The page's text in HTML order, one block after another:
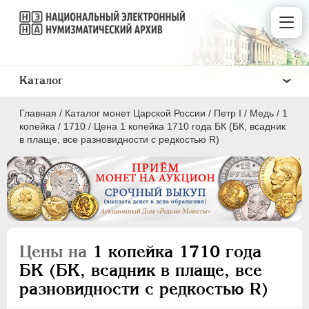
Главная / Каталог монет Царской России / Пeтр I / Медь / 1
копейка / 1710 / Цена 1 копейка 1710 года БК (БК, всадник
в плаще, все разновидности с редкостью R)
Цены на 1 копейка 1710 года
БК (БК, всадник в плаще, все
разновидности с редкостью R)
Каталог
ПEТР I 1699 - 1725
Серебро
Медь
5 копеек